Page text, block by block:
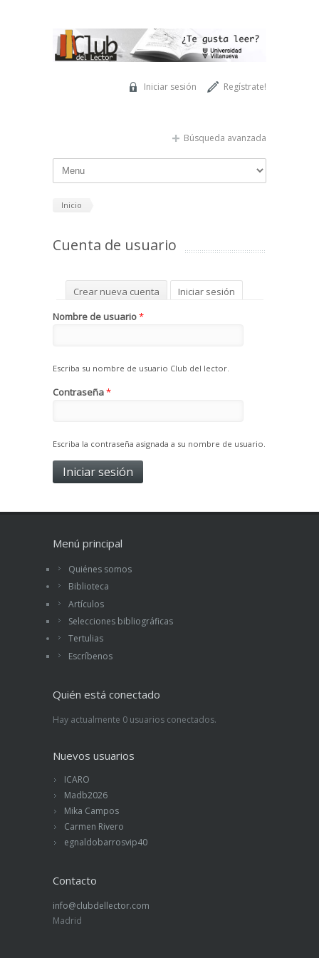
Regístrate!
Iniciar sesión
Búsqueda avanzada
Inicio
Cuenta de usuario
Solapas principales
Crear nueva cuenta Iniciar sesión
Solicitar una nueva contraseña
Nombre de usuario*
Escriba su nombre de usuario Club del lector.
Contraseña*
Escriba la contraseña asignada a su nombre de usuario.
Menú principal
Quiénes somos
Biblioteca
Artículos
Selecciones bibliográficas
Tertulias
Escríbenos
Quién está conectado
Hay actualmente 0 usuarios conectados.
Nuevos usuarios
ICARO
Madb2026
Mika Campos
Carmen Rivero
egnaldobarrosvip40
Contacto
info@clubdellector.com
Madrid